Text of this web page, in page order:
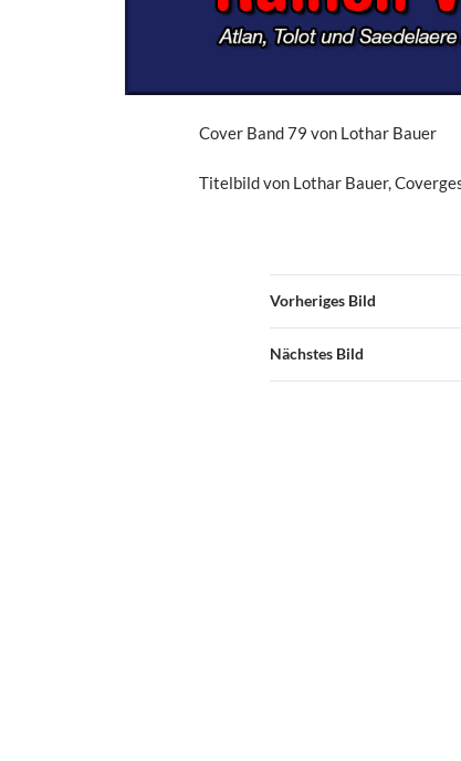
Cover Band 79 von Lothar Bauer
Titelbild von Lothar Bauer,
Vorheriges Bild
Nächstes Bild